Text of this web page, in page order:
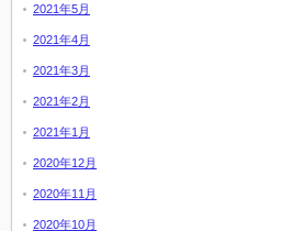
2021年5月
2021年4月
2021年3月
2021年2月
2021年1月
2020年12月
2020年11月
2020年10月